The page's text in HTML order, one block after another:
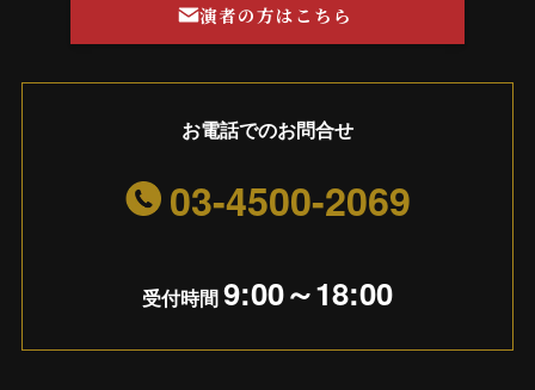
演者の方はこちら
お電話でのお問合せ
03-4500-2069
受付時間9:00～18:00